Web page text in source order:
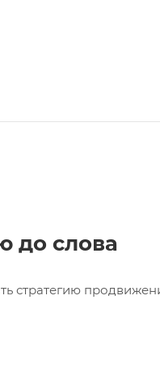
до слова